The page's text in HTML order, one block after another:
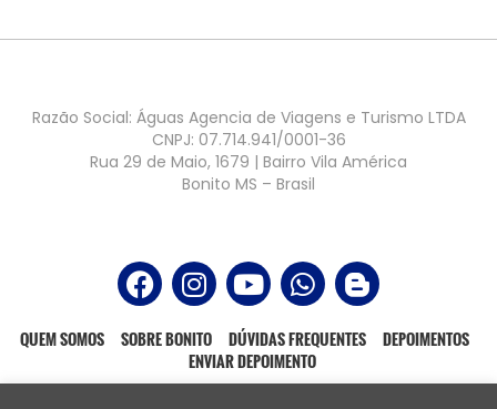
Razão Social: Águas Agencia de Viagens e Turismo LTDA
CNPJ: 07.714.941/0001-36
Rua 29 de Maio, 1679 | Bairro Vila América
Bonito MS – Brasil
QUEM SOMOS SOBRE BONITO DÚVIDAS FREQUENTES
DEPOIMENTOS
ENVIAR DEPOIMENTO